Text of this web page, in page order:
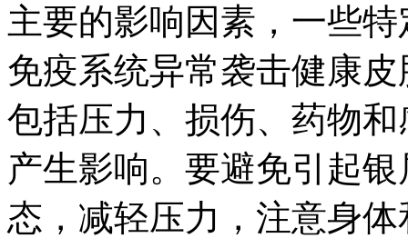
主要的影响因素，一些
免疫系统异常袭击健康
包括压力、损伤、药物
产生影响。要避免引起
态，减轻压力，注意身